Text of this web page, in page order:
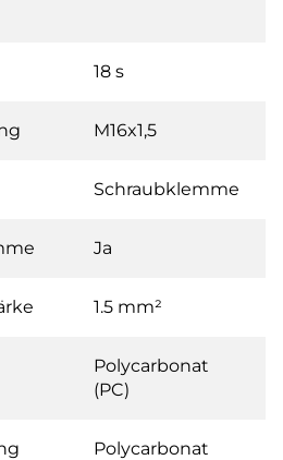
18 s
M16x1,5
Schraubklemme
Ja
1.5 mm²
Polycarbonat
(PC)
Polycarbonat